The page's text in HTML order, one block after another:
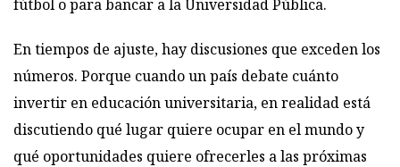
fútbol o para bancar a la Universidad Pública.
En tiempos de ajuste, hay discusiones que exceden los
números. Porque cuando un país debate cuánto
invertir en educación universitaria, en realidad está
discutiendo qué lugar quiere ocupar en el mundo y
qué oportunidades quiere ofrecerles a las próximas